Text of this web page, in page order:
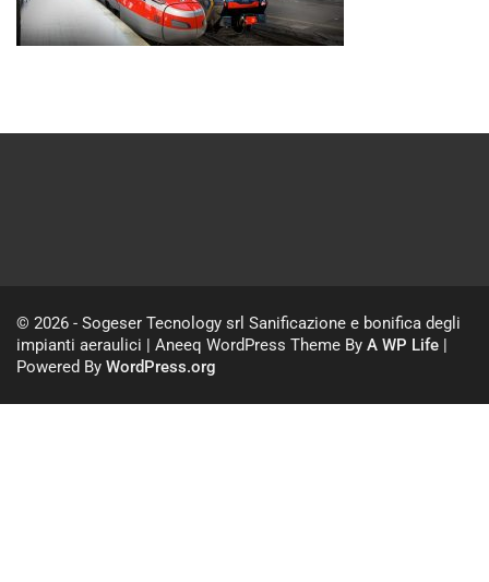
© 2026 - Sogeser Tecnology srl Sanificazione e bonifica degli
impianti aeraulici | Aneeq WordPress Theme By A WP Life |
Powered By WordPress.org